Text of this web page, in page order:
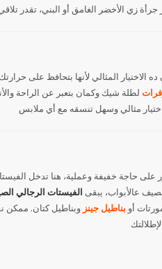
ده الاختيار المثالي لأنها بتحافظ على
لطلة شيك وكمان بتعبر عن الراحة
على حاجة خفيفة وعملية، هنا تدخل
عالأبواب، يبقى الفيستات الرجالي
أو بناطيل جينز وبناطيل كتان. ممكن